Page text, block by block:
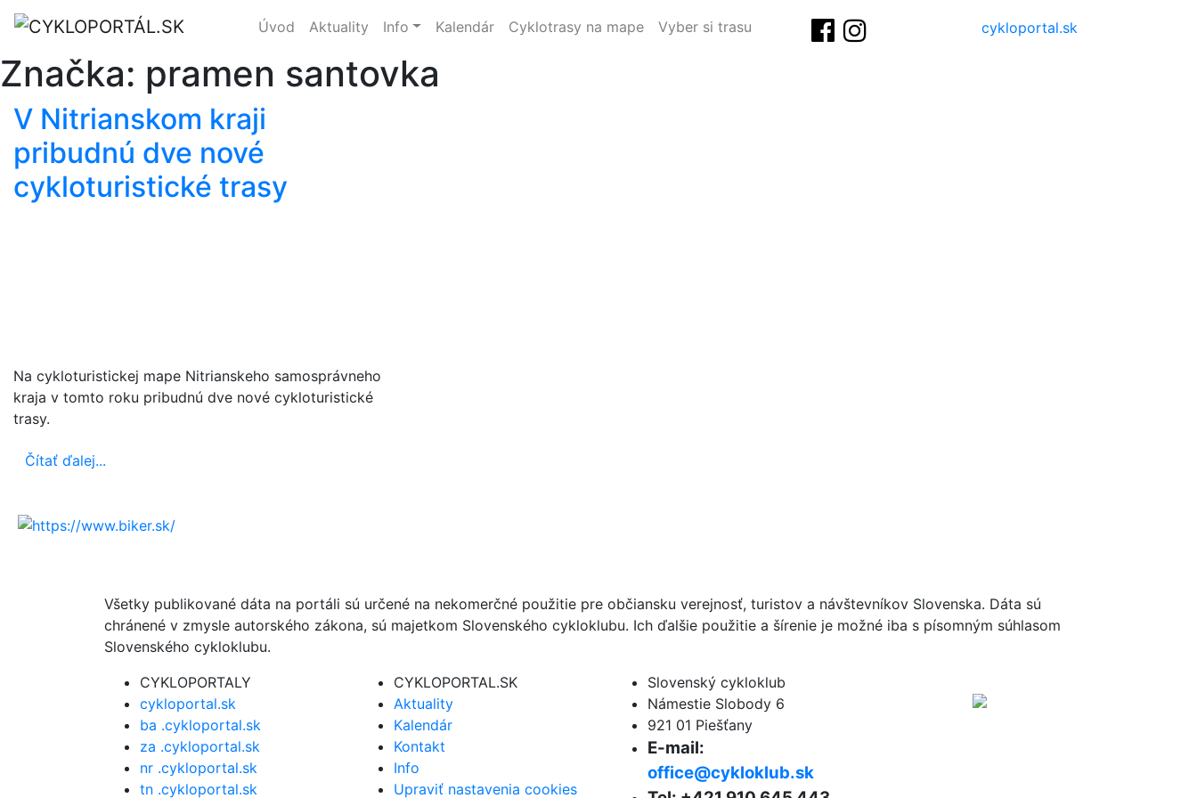
Úvod Aktuality Info Kalendár Cyklotrasy na mape Vyber si trasu cykloportal.sk
Značka: pramen santovka
V Nitrianskom kraji
pribudnú dve nové
cykloturistické trasy
Na cykloturistickej mape Nitrianskeho samosprávneho
kraja v tomto roku pribudnú dve nové cykloturistické
trasy.
Čítať ďalej...
Všetky publikované dáta na portáli sú určené na nekomerčné použitie pre občiansku verejnosť, turistov a návštevníkov Slovenska. Dáta sú
chránené v zmysle autorského zákona, sú majetkom Slovenského cykloklubu. Ich ďalšie použitie a šírenie je možné iba s písomným súhlasom
Slovenského cykloklubu.
CYKLOPORTALY
cykloportal.sk
ba .cykloportal.sk
za .cykloportal.sk
nr .cykloportal.sk
tn .cykloportal.sk
CYKLOPORTAL.SK
Aktuality
Kalendár
Kontakt
Info
Upraviť nastavenia cookies
Slovenský cykloklub
Námestie Slobody 6
921 01 Piešťany
E-mail:
office@cykloklub.sk